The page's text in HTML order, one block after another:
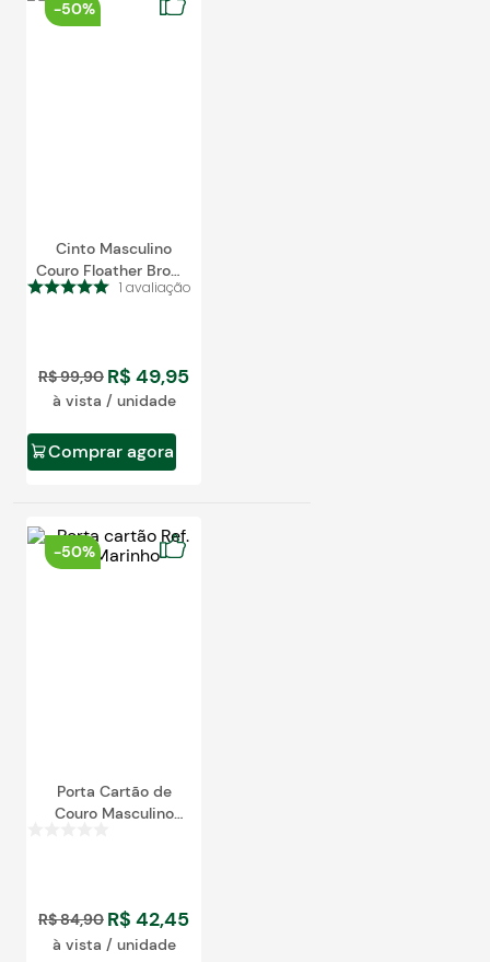
-50%
Cinto Masculino
Couro Floather Brown
ARTWAR 8120
1 avaliação
R$99,90 R$ 49,95
à vista / unidade
Comprar agora
-50%
Porta Cartão de
Couro Masculino
R$84,90 R$ 42,45
à vista / unidade